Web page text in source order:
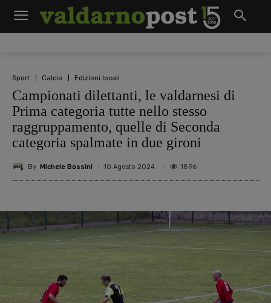
Sport Calcio Edizioni locali
Campionati dilettanti, le valdarnesi di
Prima categoria tutte nello stesso
raggruppamento, quelle di Seconda
categoria spalmate in due gironi
By Michele Bossini 10 Agosto 2024 1896